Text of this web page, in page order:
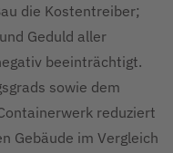
die Kostentreiber;
Geduld aller
beeinträchtigt.
sowie dem
reduziert
Gebäude im Vergleich